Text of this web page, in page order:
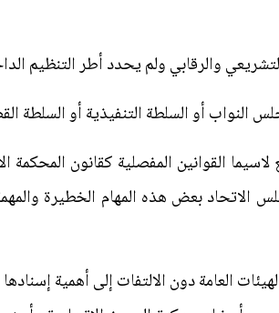
والرقابي ولم يحدد أطر التنظيم
أو السلطة التنفيذية أو السلطة
القوانين المفصلية كقانون المحكمة
الاتحاد بعض هذه المهام الخطيرة
العامة دون الالتفات إلى أهمية